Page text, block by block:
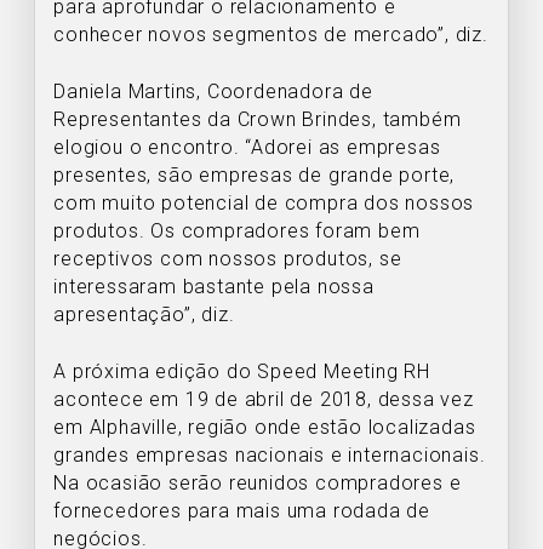
para aprofundar o relacionamento e
conhecer novos segmentos de mercado”, diz.
Daniela Martins, Coordenadora de
Representantes da Crown Brindes, também
elogiou o encontro. “Adorei as empresas
presentes, são empresas de grande porte,
com muito potencial de compra dos nossos
produtos. Os compradores foram bem
receptivos com nossos produtos, se
interessaram bastante pela nossa
apresentação”, diz.
A próxima edição do Speed Meeting RH
acontece em 19 de abril de 2018, dessa vez
em Alphaville, região onde estão localizadas
grandes empresas nacionais e internacionais.
Na ocasião serão reunidos compradores e
fornecedores para mais uma rodada de
negócios.